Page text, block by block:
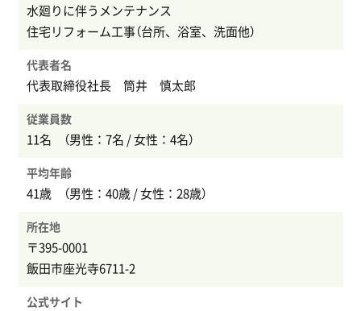
水廻りに伴うメンテナンス
住宅リフォーム工事（台所、浴室、洗面他）
代表者名
代表取締役社長 筒井 慎太郎
従業員数
11名 （男性：7名 / 女性：4名）
平均年齢
41歳 （男性：40歳 / 女性：28歳）
所在地
〒395-0001
飯田市座光寺6711-2
公式サイト